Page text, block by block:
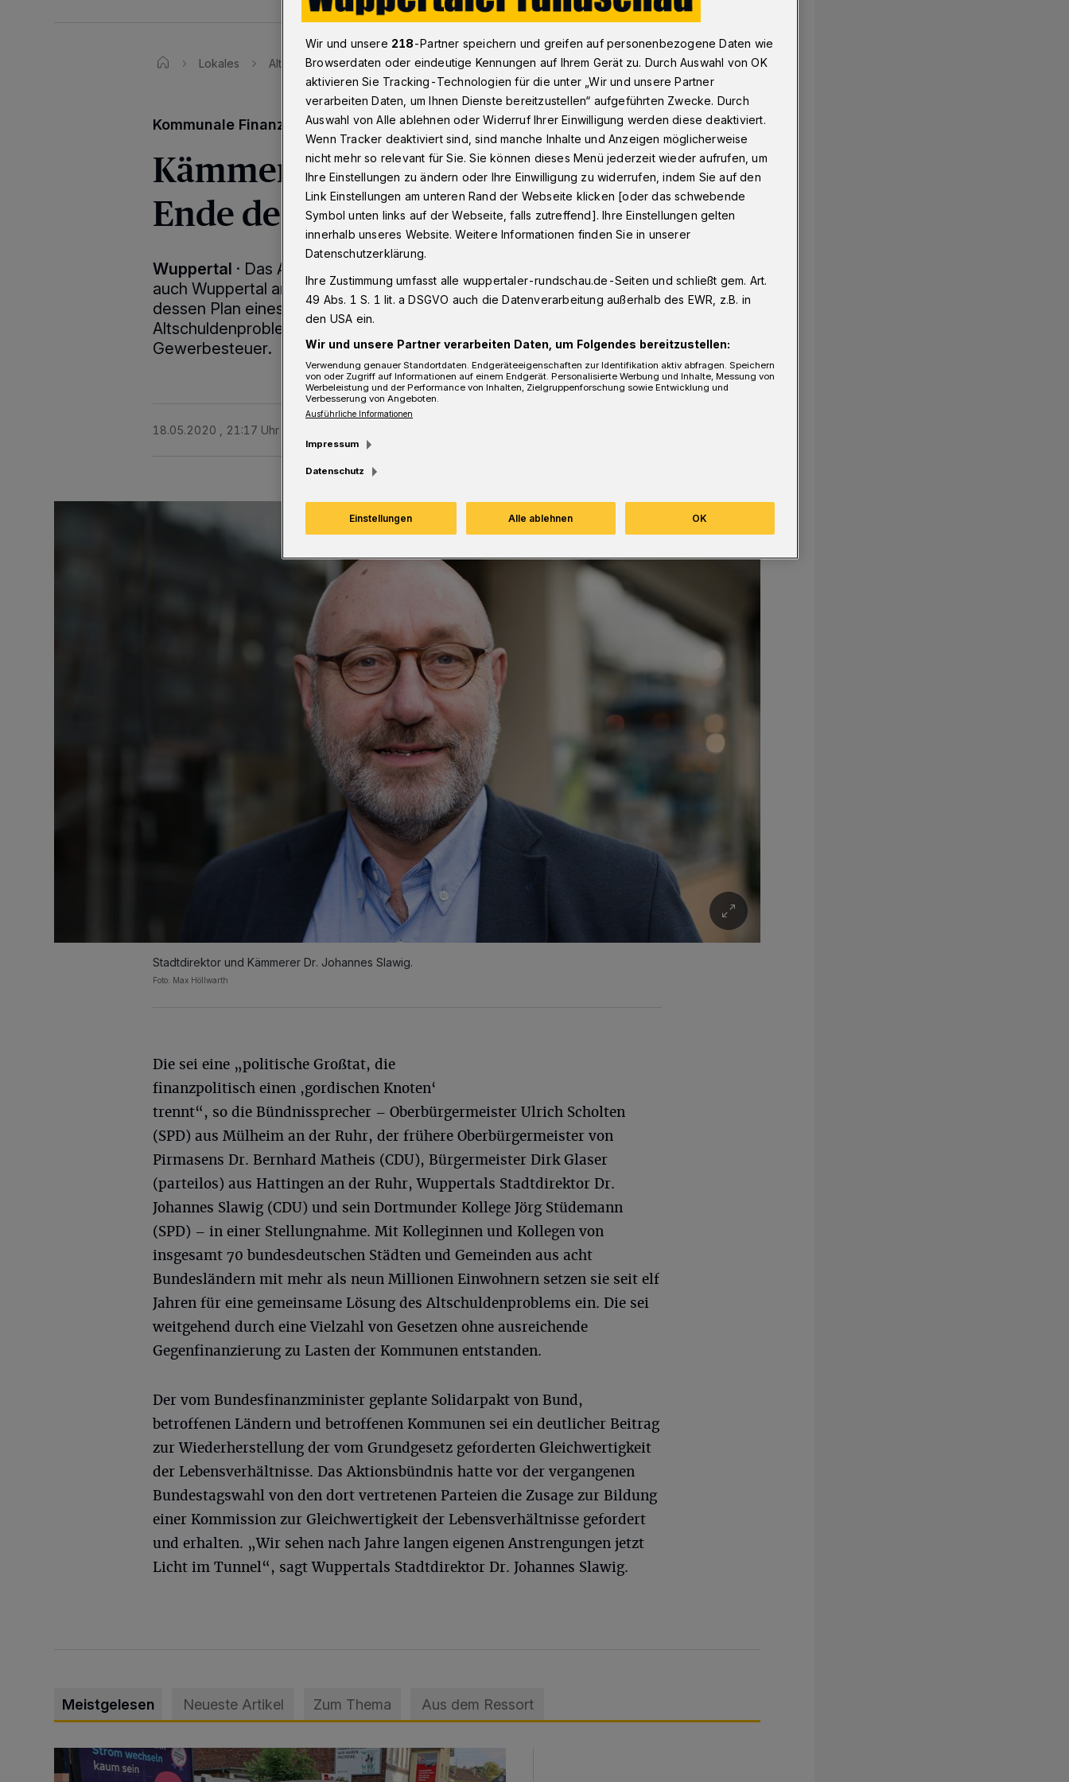
Lokales Altschulden: Wuppertals Kämmerer hofft auf Umsetzung des Scholz-Plans
Kommunale Finanzen
Kämmerer Slawig: „Licht am
Ende des Tunnels“
Wuppertal · Das Aktionsbündnis „Für die Würde unserer Städte“, dem
auch Wuppertal angehört, lobt Bundesfinanzminister Olaf Scholz für
dessen Plan eines Solidarpakts zur Tilgung der lommunalen
Altschuldenprobleme und der Corona-bedingten Ausfälle bei der
Gewerbesteuer.
18.05.2020 , 21:17 Uhr
Stadtdirektor und Kämmerer Dr. Johannes Slawig.
Foto: Max Höllwarth
Die sei eine „politische Großtat, die
finanzpolitisch einen ,gordischen Knoten‘
trennt“, so die Bündnissprecher – Oberbürgermeister Ulrich Scholten
(SPD) aus Mülheim an der Ruhr, der frühere Oberbürgermeister von
Pirmasens Dr. Bernhard Matheis (CDU), Bürgermeister Dirk Glaser
(parteilos) aus Hattingen an der Ruhr, Wuppertals Stadtdirektor Dr.
Johannes Slawig (CDU) und sein Dortmunder Kollege Jörg Stüdemann
(SPD) – in einer Stellungnahme. Mit Kolleginnen und Kollegen von
insgesamt 70 bundesdeutschen Städten und Gemeinden aus acht
Bundesländern mit mehr als neun Millionen Einwohnern setzen sie seit elf
Jahren für eine gemeinsame Lösung des Altschuldenproblems ein. Die sei
weitgehend durch eine Vielzahl von Gesetzen ohne ausreichende
Gegenfinanzierung zu Lasten der Kommunen entstanden.
Der vom Bundesfinanzminister geplante Solidarpakt von Bund,
betroffenen Ländern und betroffenen Kommunen sei ein deutlicher Beitrag
zur Wiederherstellung der vom Grundgesetz geforderten Gleichwertigkeit
der Lebensverhältnisse. Das Aktionsbündnis hatte vor der vergangenen
Bundestagswahl von den dort vertretenen Parteien die Zusage zur Bildung
einer Kommission zur Gleichwertigkeit der Lebensverhältnisse gefordert
und erhalten. „Wir sehen nach Jahre langen eigenen Anstrengungen jetzt
Licht im Tunnel“, sagt Wuppertals Stadtdirektor Dr. Johannes Slawig.
Meistgelesen Neueste Artikel Zum Thema Aus dem Ressort
Schwerer Unfall mit 2,48 Promille
Wir und unsere 218-Partner speichern und greifen auf personenbezogene Daten wie
Browserdaten oder eindeutige Kennungen auf Ihrem Gerät zu. Durch Auswahl von OK
aktivieren Sie Tracking-Technologien für die unter „Wir und unsere Partner
verarbeiten Daten, um Ihnen Dienste bereitzustellen“ aufgeführten Zwecke. Durch
Auswahl von Alle ablehnen oder Widerruf Ihrer Einwilligung werden diese deaktiviert.
Wenn Tracker deaktiviert sind, sind manche Inhalte und Anzeigen möglicherweise
nicht mehr so relevant für Sie. Sie können dieses Menü jederzeit wieder aufrufen, um
Ihre Einstellungen zu ändern oder Ihre Einwilligung zu widerrufen, indem Sie auf den
Link Einstellungen am unteren Rand der Webseite klicken [oder das schwebende
Symbol unten links auf der Webseite, falls zutreffend]. Ihre Einstellungen gelten
innerhalb unseres Website. Weitere Informationen finden Sie in unserer
Datenschutzerklärung.
Ihre Zustimmung umfasst alle wuppertaler-rundschau.de-Seiten und schließt gem. Art.
49 Abs. 1 S. 1 lit. a DSGVO auch die Datenverarbeitung außerhalb des EWR, z.B. in
den USA ein.
Wir und unsere Partner verarbeiten Daten, um Folgendes bereitzustellen:
Verwendung genauer Standortdaten. Endgeräteeigenschaften zur Identifikation aktiv abfragen. Speichern
von oder Zugriff auf Informationen auf einem Endgerät. Personalisierte Werbung und Inhalte, Messung von
Werbeleistung und der Performance von Inhalten, Zielgruppenforschung sowie Entwicklung und
Verbesserung von Angeboten.
Ausführliche Informationen
Impressum
Datenschutz
Einstellungen Alle ablehnen OK